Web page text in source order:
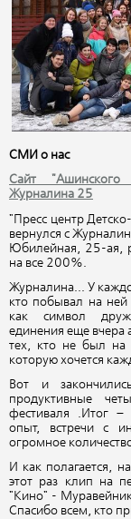
СМИ о нас
Сайт "Ашинского
Журналина 25
"Пресс центр
вернулся с
Юбилейная, 25-ая,
на все 200%.
Журналина... У
кто побывал на ней
как символ
единения еще вчера
тех, кто не был на
которую хочется
Вот и
продуктивные
фестиваля .Итог –
опыт, встречи с
огромное
И как полагается,
этот раз клип на
"Кино" - Муравейник
Спасибо всем, кто